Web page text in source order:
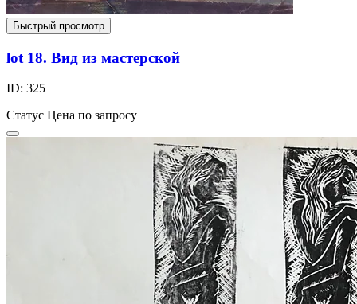
Быстрый просмотр
lot 18. Вид из мастерской
ID: 325
Статус Цена по запросу